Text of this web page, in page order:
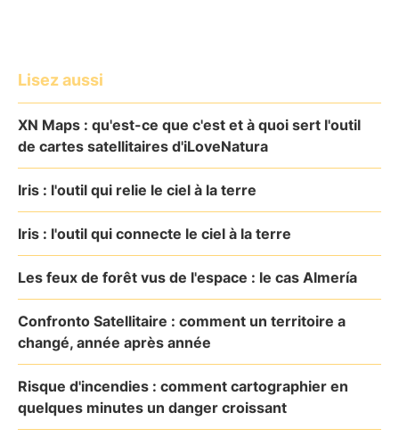
Lisez aussi
XN Maps : qu'est-ce que c'est et à quoi sert l'outil
de cartes satellitaires d'iLoveNatura
Iris : l'outil qui relie le ciel à la terre
Iris : l'outil qui connecte le ciel à la terre
Les feux de forêt vus de l'espace : le cas Almería
Confronto Satellitaire : comment un territoire a
changé, année après année
Risque d'incendies : comment cartographier en
quelques minutes un danger croissant